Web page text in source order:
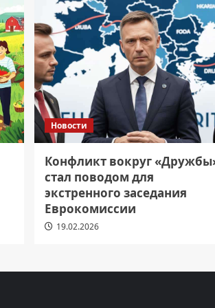
Новости
Конфликт вокруг
стал поводом для
экстренного заседания
Еврокомиссии
19.02.2026